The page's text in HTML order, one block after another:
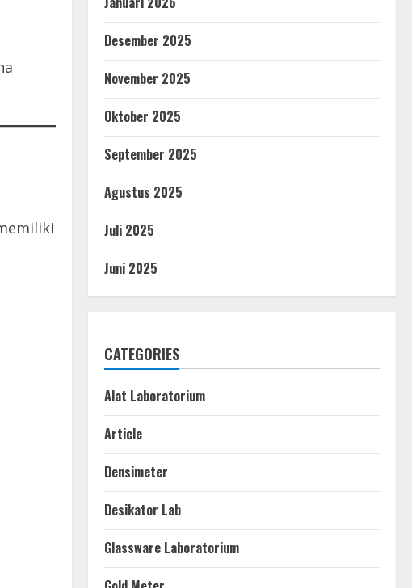
Desember 2025
November 2025
Oktober 2025
September 2025
Agustus 2025
Juli 2025
Juni 2025
CATEGORIES
Alat Laboratorium
Article
Densimeter
Desikator Lab
Glassware Laboratorium